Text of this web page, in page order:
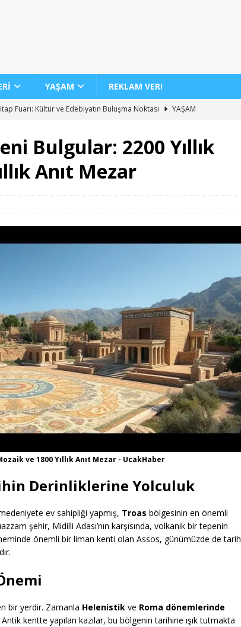
YAŞAM REKLAM VER!
Fuarı: Kültür ve Edebiyatın Buluşma Noktası
YAŞAM
Günde 100 Bini Aşkın Yolcu Taşıma Rekoru
AJET
Biletlerinde %30 İndirim Fırsatı
KAMPANYALAR
Bulgular: 2200 Yıllık
Anıt Mezar
ve 1800 Yıllık Anıt Mezar - UcakHaber
Derinliklerine Yolculuk
ev sahipliği yapmış, Troas bölgesinin en önemli
şehir, Midilli Adası’nın karşısında, volkanik bir tepenin
önemli bir liman kenti olan Assos, günümüzde de tarih
bir yerdir. Zamanla Helenistik ve Roma dönemlerinde
kentte yapılan kazılar, bu bölgenin tarihine ışık tutmakta